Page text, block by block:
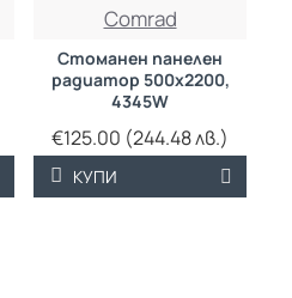
ТРАЙНО НИСКА
Comrad
Стоманен панелен
радиатор 500х2200,
4345W
€125.00 (244.48 лв.)
КУПИ